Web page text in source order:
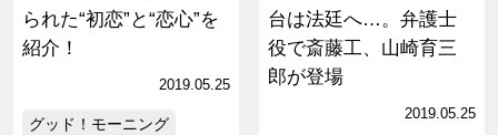
られた“初恋”と“恋心”を
紹介！
2019.05.25
グッド！モーニング
台は法廷へ…。弁護士
役で斎藤工、山崎育三
郎が登場
2019.05.25